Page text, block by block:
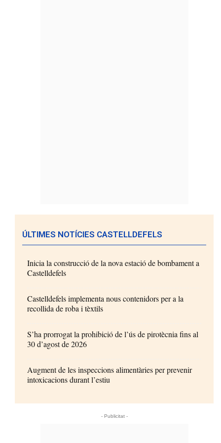
ÚLTIMES NOTÍCIES CASTELLDEFELS
Inicia la construcció de la nova estació de bombament a
Castelldefels
Castelldefels implementa nous contenidors per a la
recollida de roba i tèxtils
S’ha prorrogat la prohibició de l’ús de pirotècnia fins al
30 d’agost de 2026
Augment de les inspeccions alimentàries per prevenir
intoxicacions durant l’estiu
- Publicitat -